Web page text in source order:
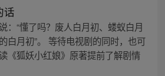
话
：“懂了吗？废人白月初、蝼蚁白月
白月初”。 等待电视剧的同时，也可
《狐妖小红娘》原著提前了解剧情